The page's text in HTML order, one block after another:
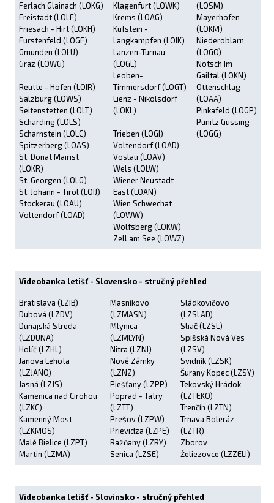
Ferlach Glainach (LOKG)
Freistadt (LOLF)
Friesach - Hirt (LOKH)
Furstenfeld (LOGF)
Gmunden (LOLU)
Graz (LOWG)
Reutte - Hofen (LOIR)
Salzburg (LOWS)
Seitenstetten (LOLT)
Scharding (LOLS)
Scharnstein (LOLC)
Spitzerberg (LOAS)
St. Donat Mairist
(LOKR)
St. Georgen (LOLG)
St. Johann - Tirol (LOIJ)
Stockerau (LOAU)
Voltendorf (LOAD)
Klagenfurt (LOWK)
Krems (LOAG)
Kufstein -
Langkampfen (LOIK)
Lanzen-Turnau
(LOGL)
Leoben-
Timmersdorf (LOGT)
Lienz - Nikolsdorf
(LOKL)
Trieben (LOGI)
Voltendorf (LOAD)
Voslau (LOAV)
Wels (LOLW)
Wiener Neustadt
East (LOAN)
Wien Schwechat
(LOWW)
Wolfsberg (LOKW)
Zell am See (LOWZ)
(LOSM)
Mayerhofen
(LOKM)
Niederoblarn
(LOGO)
Notsch Im
Gailtal (LOKN)
Ottenschlag
(LOAA)
Pinkafeld (LOGP)
Punitz Gussing
(LOGG)
Videobanka letišť - Slovensko - stručný přehled
Bratislava (LZIB)
Dubová (LZDV)
Dunajská Streda
(LZDUNA)
Holíč (LZHL)
Janova Lehota
(LZJANO)
Jasná (LZJS)
Kamenica nad Cirohou
(LZKC)
Kamenný Most
(LZKMOS)
Malé Bielice (LZPT)
Martin (LZMA)
Masníkovo
(LZMASN)
Mlynica
(LZMLYN)
Nitra (LZNI)
Nové Zámky
(LZNZ)
Piešťany (LZPP)
Poprad - Tatry
(LZTT)
Prešov (LZPW)
Prievidza (LZPE)
Ražňany (LZRY)
Senica (LZSE)
Sládkovičovo
(LZSLAD)
Sliač (LZSL)
Spišská Nová Ves
(LZSV)
Svidník (LZSK)
Šurany Kopec (LZSY)
Tekovský Hrádok
(LZTEKO)
Trenčín (LZTN)
Trnava Boleráz
(LZTR)
Zborov
Želiezovce (LZZELI)
Videobanka letišť - Slovinsko - stručný přehled